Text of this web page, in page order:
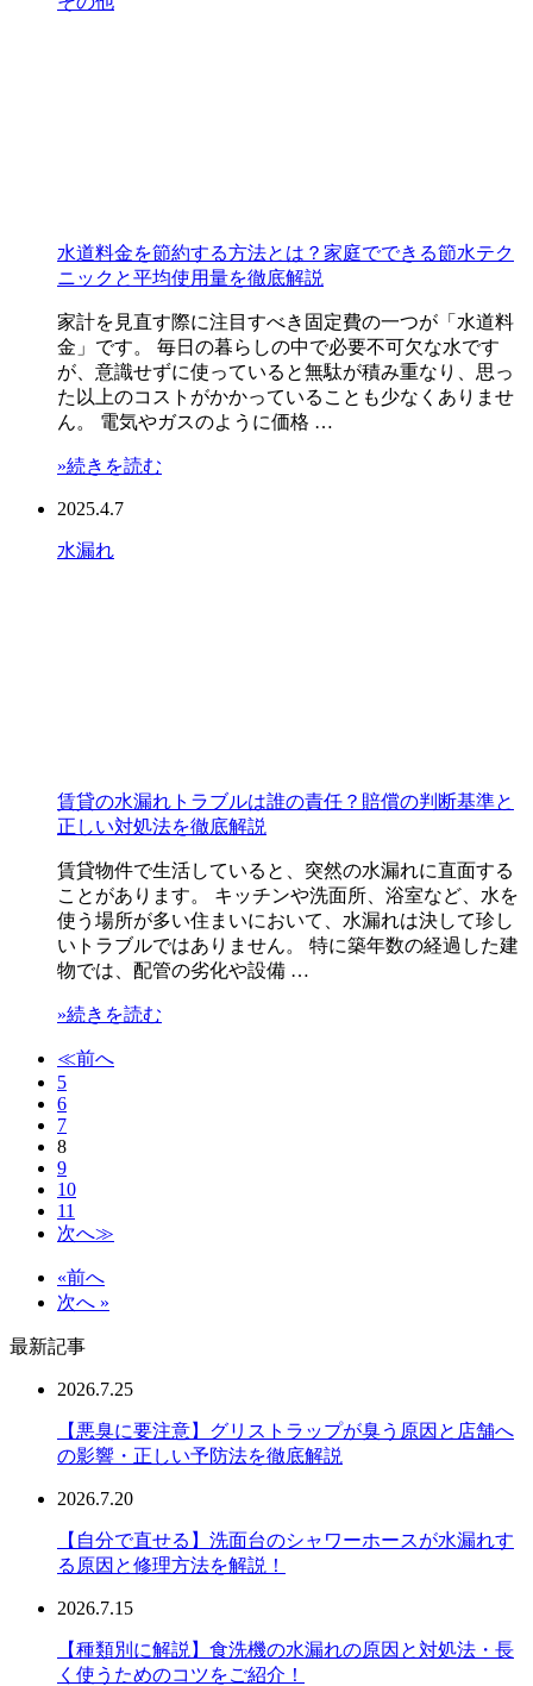
水道料金を節約する方法とは？家庭でできる節水テク
ニックと平均使用量を徹底解説
家計を見直す際に注目すべき固定費の一つが「水道料
金」です。 毎日の暮らしの中で必要不可欠な水です
が、意識せずに使っていると無駄が積み重なり、思っ
た以上のコストがかかっていることも少なくありませ
ん。 電気やガスのように価格 …
»続きを読む
2025.4.7
水漏れ
賃貸の水漏れトラブルは誰の責任？賠償の判断基準と
正しい対処法を徹底解説
賃貸物件で生活していると、突然の水漏れに直面する
ことがあります。 キッチンや洗面所、浴室など、水を
使う場所が多い住まいにおいて、水漏れは決して珍し
いトラブルではありません。 特に築年数の経過した建
物では、配管の劣化や設備 …
»続きを読む
≪前へ
5
6
7
8
9
10
11
次へ≫
«前へ
次へ »
最新記事
2026.7.25
【悪臭に要注意】グリストラップが臭う原因と店舗へ
の影響・正しい予防法を徹底解説
2026.7.20
【自分で直せる】洗面台のシャワーホースが水漏れす
る原因と修理方法を解説！
2026.7.15
【種類別に解説】食洗機の水漏れの原因と対処法・長
く使うためのコツをご紹介！